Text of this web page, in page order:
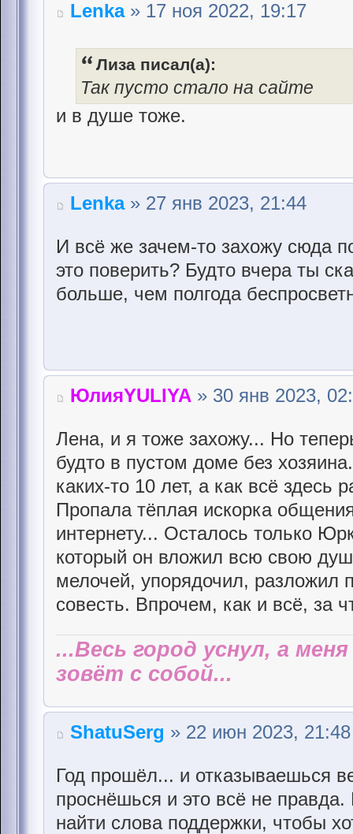
Lenka» 17 ноя 2022, 19:17
Лиза писал(а):
Так пусто стало на сайте
и в душе тоже.
Lenka» 27 янв 2023, 21:44
И всё же зачем-то захожу сюда
это поверить? Будто вчера ты
больше, чем полгода
ЮлияYULIYA » 30 янв 2023,
Лена, и я тоже захожу... Но
будто в пустом доме без
каких-то 10 лет, а как всё здесь
Пропала тёплая искорка
интернету... Осталось только
который он вложил всю свою
мелочей, упорядочил, разложил
совесть. Впрочем, как и всё, за
...Весь город уснул, а
зовёт с собой...
ShatuSerg » 22 июн 2023, 21:48
Год прошёл... и отказываешься
проснёшься и это всё не
найти слова поддержки, чтобы